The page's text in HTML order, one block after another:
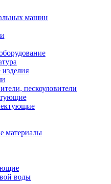
машин
изделия
пескоуловители
материалы
воды